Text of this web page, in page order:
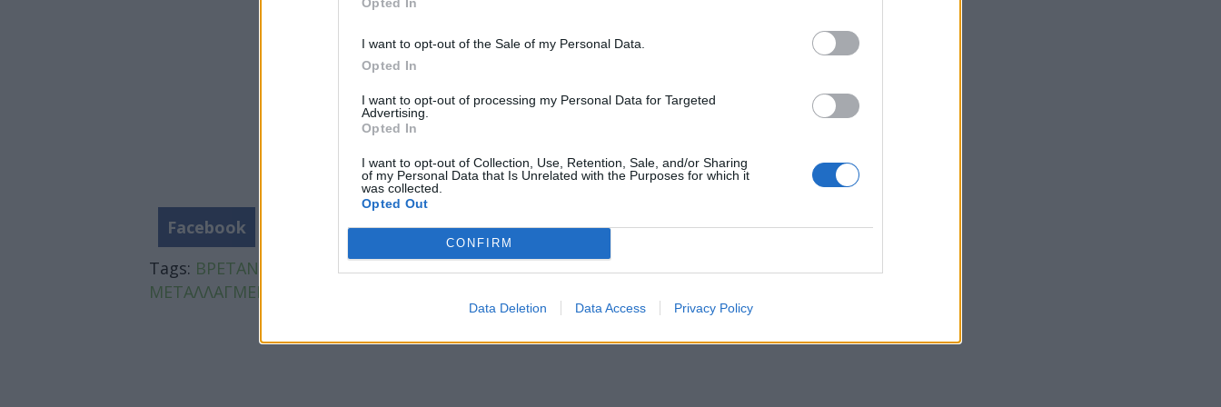
I want to opt-out of the Sale of my Personal Data.
Opted In
I want to opt-out of processing my Personal Data for Targeted
Advertising.
Opted In
I want to opt-out of Collection, Use, Retention, Sale, and/or Sharing
of my Personal Data that Is Unrelated with the Purposes for which it
was collected.
Opted Out
CONFIRM
Data Deletion Data Access Privacy Policy
Facebook
Tags: ΒΡΕΤΑΝΙΚΗ ΜΕΤΑΛΛΑΞΗ,ΚΟΡΟΝΟΙΟΣ,ΜΕΤΑΛΛΑΓΜΕΝΑ ΚΡΟΥΣΜΑΤΑ,
ΜΕΤΑΛΛΑΓΜΕΝΟΣ ΙΟΣ